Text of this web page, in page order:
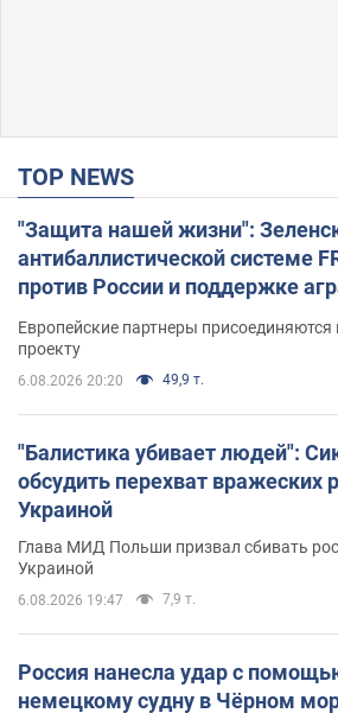
TOP NEWS
"Защита нашей жизни":
антибаллистической системе
против России и поддержке
Европейские партнеры присоединяются
проекту
6.08.2026 20:20 49,9 т.
"Балистика убивает людей":
обсудить перехват вражеских
Украиной
Глава МИД Польши призвал сбивать
Украиной
6.08.2026 19:47 7,9 т.
Россия нанесла удар с
немецкому судну в Чёрном